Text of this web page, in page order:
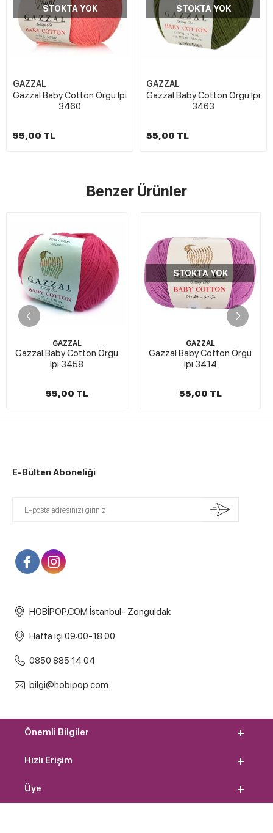
STOKTA YOK
GAZZAL
Gazzal Baby Cotton Örgü İpi
3460
55,00 TL
STOKTA YOK
GAZZAL
Gazzal Baby Cotton Örgü İpi
3463
55,00 TL
Benzer Ürünler
GAZZAL
Gazzal Baby Cotton Örgü
İpi 3458
55,00 TL
STOKTA YOK
GAZZAL
Gazzal Baby Cotton Örgü
İpi 3414
55,00 TL
E-Bülten Aboneliği
HOBİPOP.COM İstanbul- Zonguldak
Hafta içi 09:00-18.00
0850 885 14 04
bilgi@hobipop.com
Önemli Bilgiler
Hızlı Erişim
Üye